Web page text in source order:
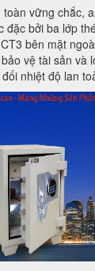
toàn vững chắc,
đặc bởi ba lớp
bên mặt
vệ tài sản và
nhiệt độ lan